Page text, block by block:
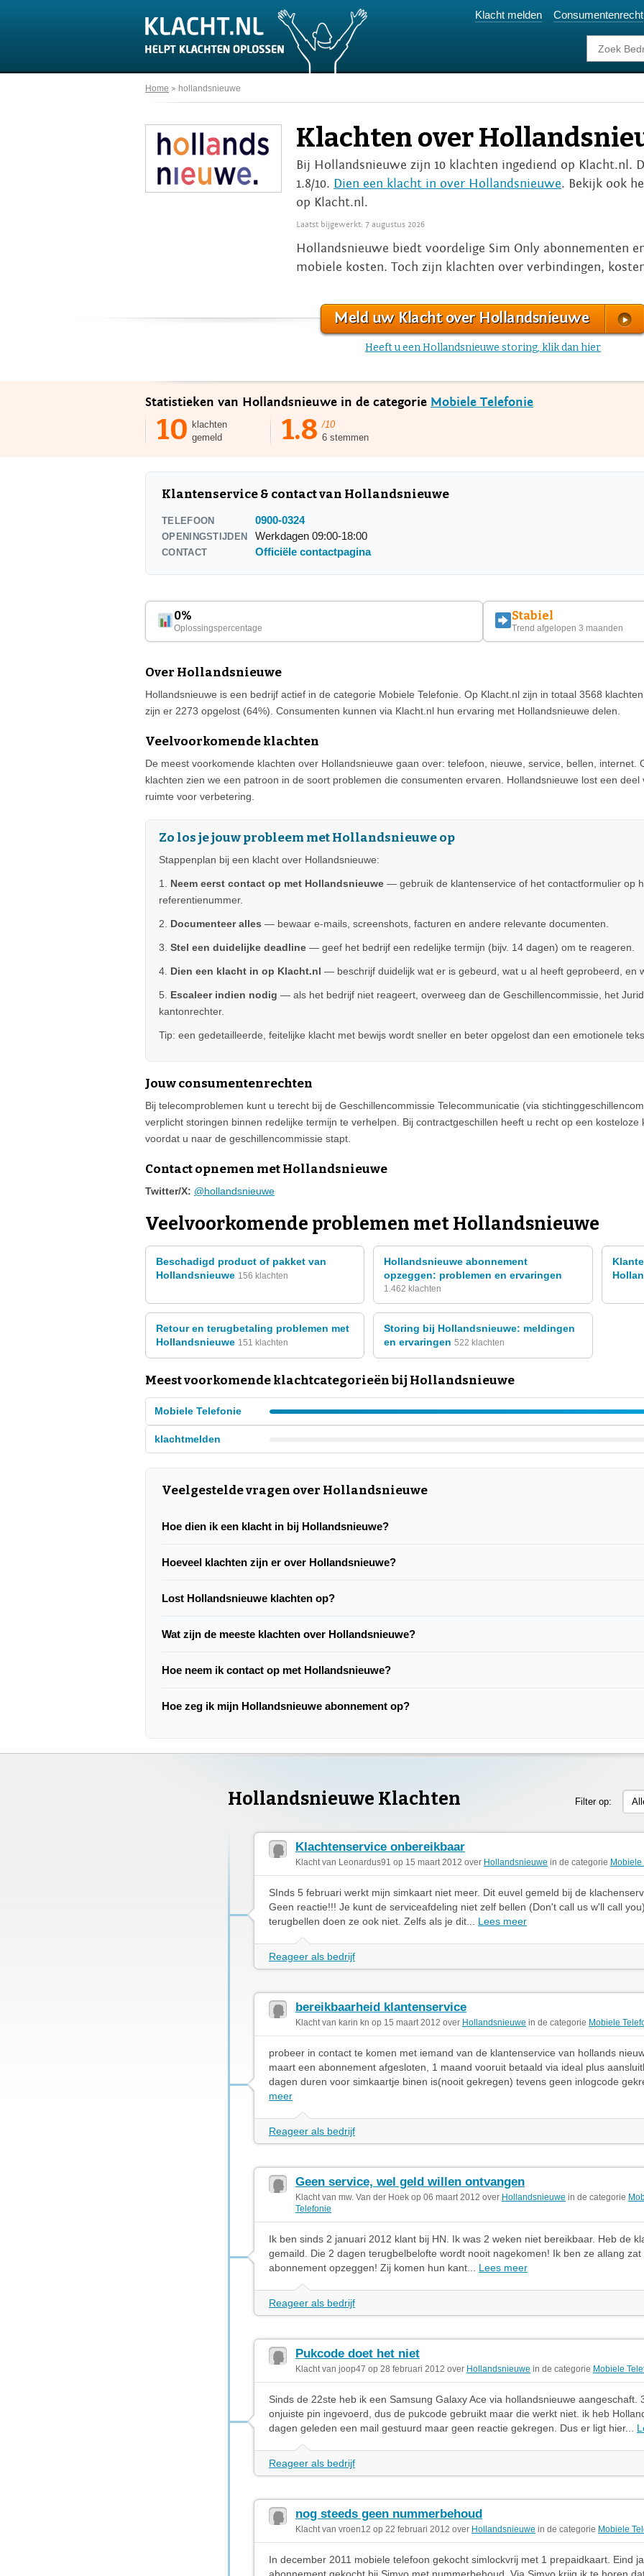
Klacht melden Consumentenrecht
Home hollandsnieuwe
Klachten over
Bij Hollandsnieuwe zijn 10 klachten ingediend op Klacht.nl.
1.8/10. Dien een klacht in over Hollandsnieuwe. Bekijk ook
op Klacht.nl.
Laatst bijgewerkt: 7 augustus 2026
Hollandsnieuwe biedt voordelige Sim Only abonnementen
mobiele kosten. Toch zijn klachten over verbindingen,
Meld uw Klacht over Hollandsnieuwe
Heeft u een Hollandsnieuwe storing, klik dan hier
Statistieken van Hollandsnieuwe in de categorie Mobiele Telefonie
10 klachten
gemeld
1.8 /10
6 stemmen
Klantenservice & contact van Hollandsnieuwe
TELEFOON 0900-0324
OPENINGSTIJDEN Werkdagen 09:00-18:00
CONTACT Officiële contactpagina
0%
Oplossingspercentage
Stabiel
Trend afgelopen 3 maanden
Over Hollandsnieuwe
Hollandsnieuwe is een bedrijf actief in de categorie Mobiele Telefonie. Op Klacht.nl zijn in totaal 3568
zijn er 2273 opgelost (64%). Consumenten kunnen via Klacht.nl hun ervaring met Hollandsnieuwe delen.
Veelvoorkomende klachten
De meest voorkomende klachten over Hollandsnieuwe gaan over: telefoon, nieuwe, service, bellen, internet.
klachten zien we een patroon in de soort problemen die consumenten ervaren. Hollandsnieuwe lost een
ruimte voor verbetering.
Zo los je jouw probleem met Hollandsnieuwe op
Stappenplan bij een klacht over Hollandsnieuwe:
1. Neem eerst contact op met Hollandsnieuwe — gebruik de klantenservice of het contactformulier op
referentienummer.
2. Documenteer alles — bewaar e-mails, screenshots, facturen en andere relevante documenten.
3. Stel een duidelijke deadline — geef het bedrijf een redelijke termijn (bijv. 14 dagen) om te reageren.
4. Dien een klacht in op Klacht.nl — beschrijf duidelijk wat er is gebeurd, wat u al heeft geprobeerd, en
5. Escaleer indien nodig — als het bedrijf niet reageert, overweeg dan de Geschillencommissie, het
kantonrechter.
Tip: een gedetailleerde, feitelijke klacht met bewijs wordt sneller en beter opgelost dan een emotionele
Jouw consumentenrechten
Bij telecomproblemen kunt u terecht bij de Geschillencommissie Telecommunicatie (via
verplicht storingen binnen redelijke termijn te verhelpen. Bij contractgeschillen heeft u recht op een
voordat u naar de geschillencommissie stapt.
Contact opnemen met Hollandsnieuwe
Twitter/X: @hollandsnieuwe
Veelvoorkomende problemen met Hollandsnieuwe
Beschadigd product of pakket van
Hollandsnieuwe 156 klachten
Hollandsnieuwe abonnement
opzeggen: problemen en ervaringen
1.462 klachten
Retour en terugbetaling problemen met
Hollandsnieuwe 151 klachten
Storing bij Hollandsnieuwe: meldingen
en ervaringen 522 klachten
Meest voorkomende klachtcategorieën bij Hollandsnieuwe
Mobiele Telefonie
klachtmelden
Veelgestelde vragen over Hollandsnieuwe
Hoe dien ik een klacht in bij Hollandsnieuwe?
Hoeveel klachten zijn er over Hollandsnieuwe?
Lost Hollandsnieuwe klachten op?
Wat zijn de meeste klachten over Hollandsnieuwe?
Hoe neem ik contact op met Hollandsnieuwe?
Hoe zeg ik mijn Hollandsnieuwe abonnement op?
Hollandsnieuwe Klachten Filter op:
Klachtenservice onbereikbaar
Klacht van Leonardus91 op 15 maart 2012 over Hollandsnieuwe in de categorie Mobiele
SInds 5 februari werkt mijn simkaart niet meer. Dit euvel gemeld bij de
Geen reactie!!! Je kunt de serviceafdeling niet zelf bellen (Don't call us w'll call
terugbellen doen ze ook niet. Zelfs als je dit... Lees meer
Reageer als bedrijf
bereikbaarheid klantenservice
Klacht van karin kn op 15 maart 2012 over Hollandsnieuwe in de categorie Mobiele
probeer in contact te komen met iemand van de klantenservice van hollands
maart een abonnement afgesloten, 1 maand vooruit betaald via ideal plus
dagen duren voor simkaartje binen is(nooit gekregen) tevens geen inlogcode
meer
Reageer als bedrijf
Geen service, wel geld willen ontvangen
Klacht van mw. Van der Hoek op 06 maart 2012 over Hollandsnieuwe in de categorie
Telefonie
Ik ben sinds 2 januari 2012 klant bij HN. Ik was 2 weken niet bereikbaar. Heb de
gemaild. Die 2 dagen terugbelbelofte wordt nooit nagekomen! Ik ben ze allang zat
abonnement opzeggen! Zij komen hun kant... Lees meer
Reageer als bedrijf
Pukcode doet het niet
Klacht van joop47 op 28 februari 2012 over Hollandsnieuwe in de categorie Mobiele
Sinds de 22ste heb ik een Samsung Galaxy Ace via hollandsnieuwe aangeschaft.
onjuiste pin ingevoerd, dus de pukcode gebruikt maar die werkt niet. ik heb
dagen geleden een mail gestuurd maar geen reactie gekregen. Dus er ligt hier...
Reageer als bedrijf
nog steeds geen nummerbehoud
Klacht van vroen12 op 22 februari 2012 over Hollandsnieuwe in de categorie Mobiele
In december 2011 mobiele telefoon gekocht simlockvrij met 1 prepaidkaart. Eind